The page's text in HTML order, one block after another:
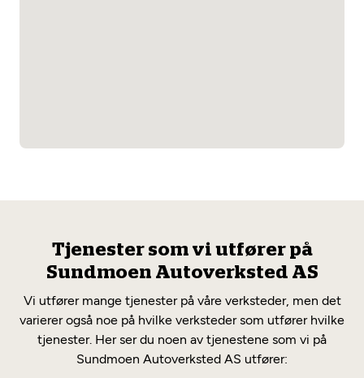
Tjenester som vi utfører på
Sundmoen Autoverksted AS
Vi utfører mange tjenester på våre verksteder, men det
varierer også noe på hvilke verksteder som utfører hvilke
tjenester. Her ser du noen av tjenestene som vi på
Sundmoen Autoverksted AS utfører: